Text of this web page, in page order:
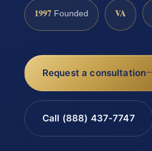
1997 Founded VA
Request a consultation
Call (888) 437-7747